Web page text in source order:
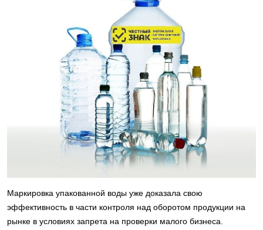
Маркировка упакованной воды уже доказала свою
эффективность в части контроля над оборотом продукции на
рынке в условиях запрета на проверки малого бизнеса.